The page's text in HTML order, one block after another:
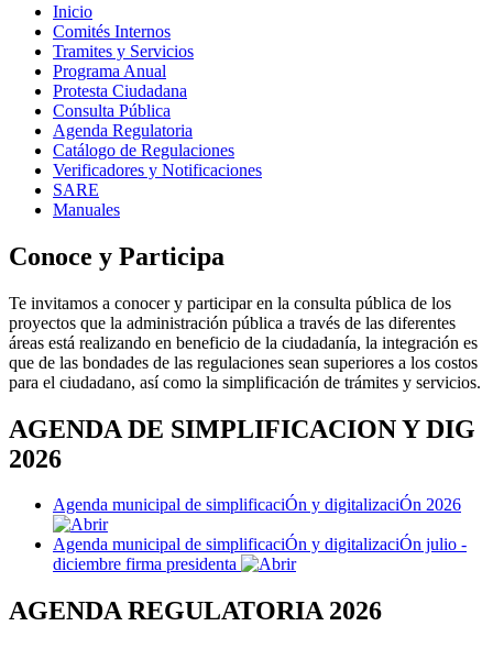
Inicio
Comités Internos
Tramites y Servicios
Programa Anual
Protesta Ciudadana
Consulta Pública
Agenda Regulatoria
Catálogo de Regulaciones
Verificadores y Notificaciones
SARE
Manuales
Conoce y Participa
Te invitamos a conocer y participar en la consulta pública de los
proyectos que la administración pública a través de las diferentes
áreas está realizando en beneficio de la ciudadanía, la integración es
que de las bondades de las regulaciones sean superiores a los costos
para el ciudadano, así como la simplificación de trámites y servicios.
AGENDA DE SIMPLIFICACION Y DIG
2026
Agenda municipal de simplificaciÓn y digitalizaciÓn 2026
Agenda municipal de simplificaciÓn y digitalizaciÓn julio -
diciembre firma presidenta
AGENDA REGULATORIA 2026